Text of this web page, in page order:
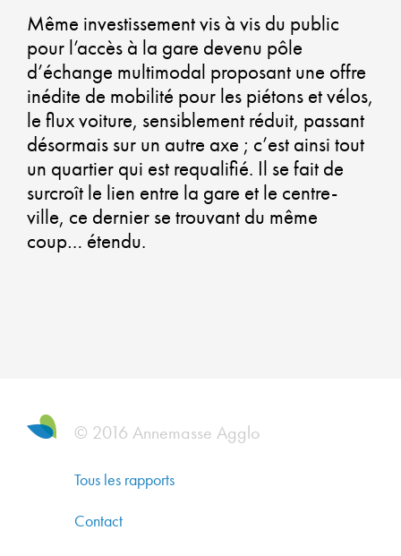
Même investissement vis à vis du public
pour l’accès à la gare devenu pôle
d’échange multimodal proposant une offre
inédite de mobilité pour les piétons et vélos,
le flux voiture, sensiblement réduit, passant
désormais sur un autre axe ; c’est ainsi tout
un quartier qui est requalifié. Il se fait de
surcroît le lien entre la gare et le centre-
ville, ce dernier se trouvant du même
coup… étendu.
© 2016 Annemasse Agglo
Tous les rapports
Contact